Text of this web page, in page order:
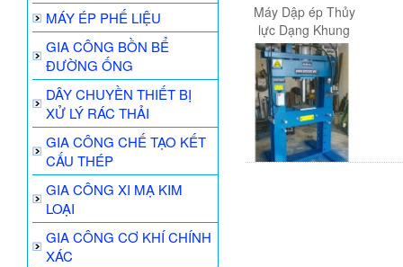
MÁY ÉP PHẾ LIỆU
GIA CÔNG BỒN BỂ
ĐƯỜNG ỐNG
DÂY CHUYỀN THIẾT BỊ
XỬ LÝ RÁC THẢI
GIA CÔNG CHẾ TẠO KẾT
CẤU THÉP
GIA CÔNG XI MẠ KIM
LOẠI
GIA CÔNG CƠ KHÍ CHÍNH
XÁC
Máy Dập ép Thủy
lực Dạng Khung
chữ H